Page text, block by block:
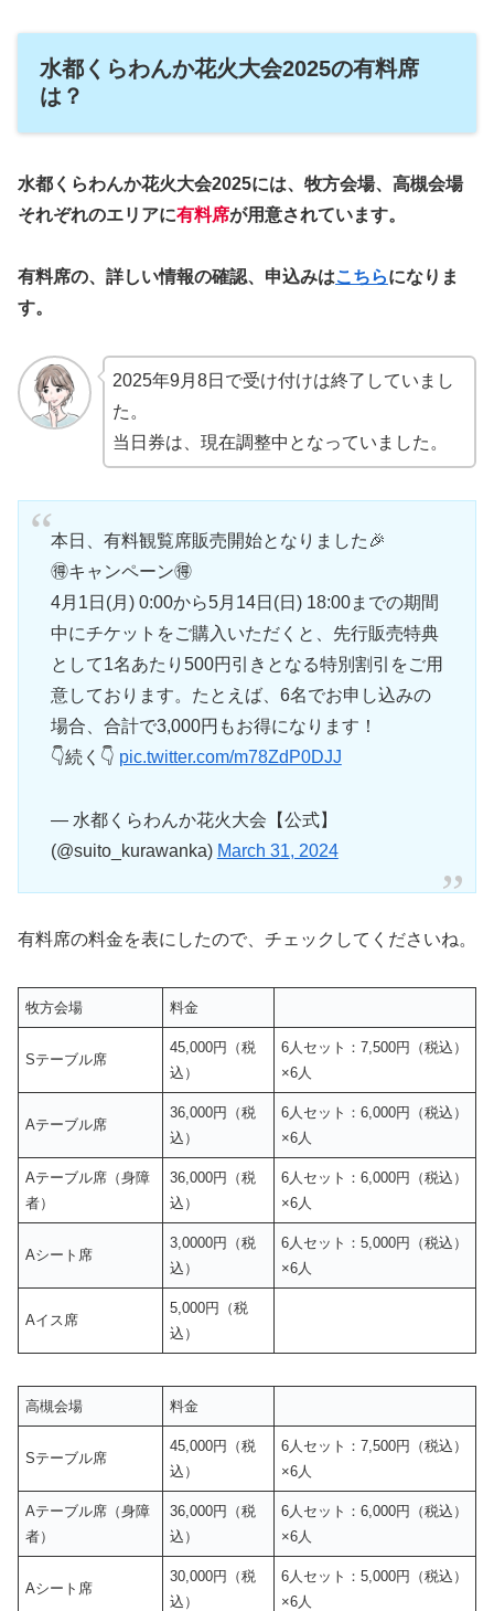
水都くらわんか花火大会2025の有料席
は？
水都くらわんか花火大会2025には、牧方会場、高槻会場
それぞれのエリアに有料席が用意されています。
有料席の、詳しい情報の確認、申込みはこちらになりま
す。
2025年9月8日で受け付けは終了していまし
た。
当日券は、現在調整中となっていました。
本日、有料観覧席販売開始となりました🎉
🉐キャンペーン🉐
4月1日(月) 0:00から5月14日(日) 18:00までの期間
中にチケットをご購入いただくと、先行販売特典
として1名あたり500円引きとなる特別割引をご用
意しております。たとえば、6名でお申し込みの
場合、合計で3,000円もお得になります！
👇続く👇 pic.twitter.com/m78ZdP0DJJ
— 水都くらわんか花火大会【公式】
(@suito_kurawanka) March 31, 2024
有料席の料金を表にしたので、チェックしてくださいね。
牧方会場 料金
Sテーブル席
45,000円（税
込）
6人セット：7,500円（税込）
×6人
Aテーブル席
36,000円（税
込）
6人セット：6,000円（税込）
×6人
Aテーブル席（身障
者）
36,000円（税
込）
6人セット：6,000円（税込）
×6人
Aシート席
3,0000円（税
込）
6人セット：5,000円（税込）
×6人
Aイス席
5,000円（税
込）
高槻会場 料金
Sテーブル席
45,000円（税
込）
6人セット：7,500円（税込）
×6人
Aテーブル席（身障
者）
36,000円（税
込）
6人セット：6,000円（税込）
×6人
Aシート席
30,000円（税
込）
6人セット：5,000円（税込）
×6人